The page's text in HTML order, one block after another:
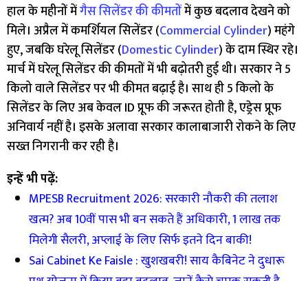
हाल के महीनों मेंगैस सिलेंडर की कीमतोंमें कुछ बदलाव देखने को
मिले। अप्रैल में कमर्शियल सिलेंडर (Commercial Cylinder) महंगे
हुए, जबकि घरेलू सिलेंडर (Domestic Cylinder) के दाम स्थिर रहे।
मार्च में घरेलू सिलेंडर की कीमतों में भी बढ़ोतरी हुई थी। सरकार ने 5
किलो वाले सिलेंडर पर भी कीमत बढ़ाई है। साथ ही 5 किलो के
सिलेंडर के लिए अब केवल ID प्रूफ की जरूरत होती है, एड्रेस प्रूफ
अनिवार्य नहीं है। इसके अलावा सरकार कालाबाजारी रोकने के लिए
सख्त निगरानी कर रही है।
इन्हें भी पढ़ें:
MPESB Recruitment 2026: सरकारी नौकरी की तलाश
खत्म? अब 10वीं पास भी बन सकते हैं अधिकारी, 1 लाख तक
मिलेगी सैलरी, अप्लाई के लिए सिर्फ इतने दिन बाकी!
Sai Cabinet Ke Faisle : खुशखबरी! साय कैबिनेट ने दुधारू